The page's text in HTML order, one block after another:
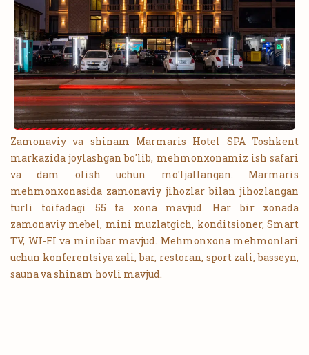
Zamonaviy va shinam Marmaris Hotel SPA Toshkent
markazida joylashgan bo'lib, mehmonxonamiz ish safari
va dam olish uchun mo'ljallangan. Marmaris
mehmonxonasida zamonaviy jihozlar bilan jihozlangan
turli toifadagi 55 ta xona mavjud. Har bir xonada
zamonaviy mebel, mini muzlatgich, konditsioner, Smart
TV, WI-FI va minibar mavjud. Mehmonxona mehmonlari
uchun konferentsiya zali, bar, restoran, sport zali, basseyn,
sauna va shinam hovli mavjud.